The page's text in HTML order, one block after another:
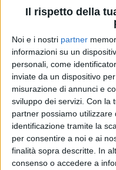
Il rispetto della
Noi e i nostri partner
informazioni su un
personali, come
inviate da un dispositivo
misurazione di annunci e
sviluppo dei servizi. Con la
partner possiamo
identificazione tramite la
per consentire a noi e ai
finalità sopra descritte. In
consenso o accedere a